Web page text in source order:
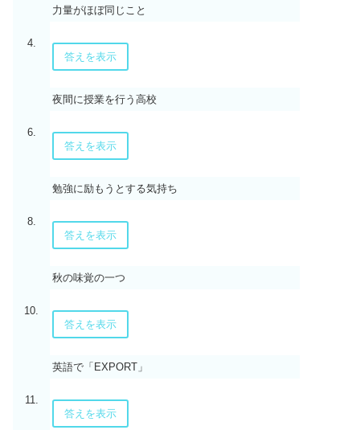
4.
力量がほぼ同じこと
答えを表示
6.
夜間に授業を行う高校
答えを表示
8.
勉強に励もうとする気持ち
答えを表示
10.
秋の味覚の一つ
答えを表示
11.
英語で「EXPORT」
答えを表示